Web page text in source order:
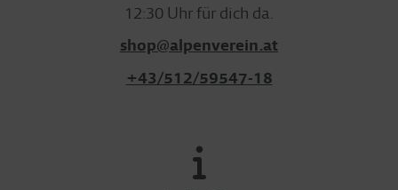
12:30 Uhr für dich da.
shop@alpenverein.at
+43/512/59547-18